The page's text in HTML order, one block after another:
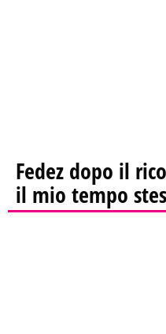
Fedez dopo il
il mio tempo